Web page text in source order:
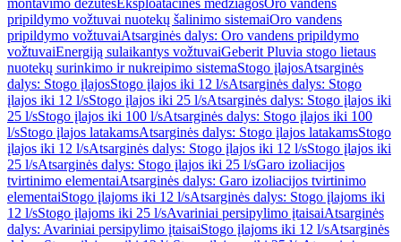
montavimo dėžutėsEksploatacinės medžiagosOro vandens
pripildymo vožtuvai nuotekų šalinimo sistemaiOro vandens
pripildymo vožtuvaiAtsarginės dalys: Oro vandens pripildymo
vožtuvaiEnergiją sulaikantys vožtuvaiGeberit Pluvia stogo lietaus
nuotekų surinkimo ir nukreipimo sistemaStogo įlajosAtsarginės
dalys: Stogo įlajosStogo įlajos iki 12 l/sAtsarginės dalys: Stogo
įlajos iki 12 l/sStogo įlajos iki 25 l/sAtsarginės dalys: Stogo įlajos iki
25 l/sStogo įlajos iki 100 l/sAtsarginės dalys: Stogo įlajos iki 100
l/sStogo įlajos latakamsAtsarginės dalys: Stogo įlajos latakamsStogo
įlajos iki 12 l/sAtsarginės dalys: Stogo įlajos iki 12 l/sStogo įlajos iki
25 l/sAtsarginės dalys: Stogo įlajos iki 25 l/sGaro izoliacijos
tvirtinimo elementaiAtsarginės dalys: Garo izoliacijos tvirtinimo
elementaiStogo įlajoms iki 12 l/sAtsarginės dalys: Stogo įlajoms iki
12 l/sStogo įlajoms iki 25 l/sAvariniai persipylimo įtaisaiAtsarginės
dalys: Avariniai persipylimo įtaisaiStogo įlajoms iki 12 l/sAtsarginės